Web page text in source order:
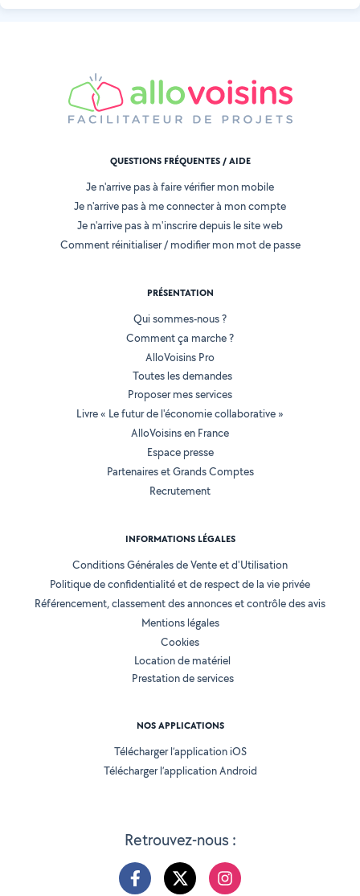
Retrouvez-nous :
QUESTIONS FRÉQUENTES / AIDE
Je n'arrive pas à faire vérifier mon mobile
Je n'arrive pas à me connecter à mon compte
Je n'arrive pas à m'inscrire depuis le site web
Comment réinitialiser / modifier mon mot de passe
PRÉSENTATION
Qui sommes-nous ?
Comment ça marche ?
AlloVoisins Pro
Toutes les demandes
Proposer mes services
Livre « Le futur de l'économie collaborative »
AlloVoisins en France
Espace presse
Partenaires et Grands Comptes
Recrutement
INFORMATIONS LÉGALES
Conditions Générales de Vente et d'Utilisation
Politique de confidentialité et de respect de la vie privée
Référencement, classement des annonces et contrôle des avis
Mentions légales
Cookies
Location de matériel
Prestation de services
NOS APPLICATIONS
Télécharger l’application iOS
Télécharger l’application Android